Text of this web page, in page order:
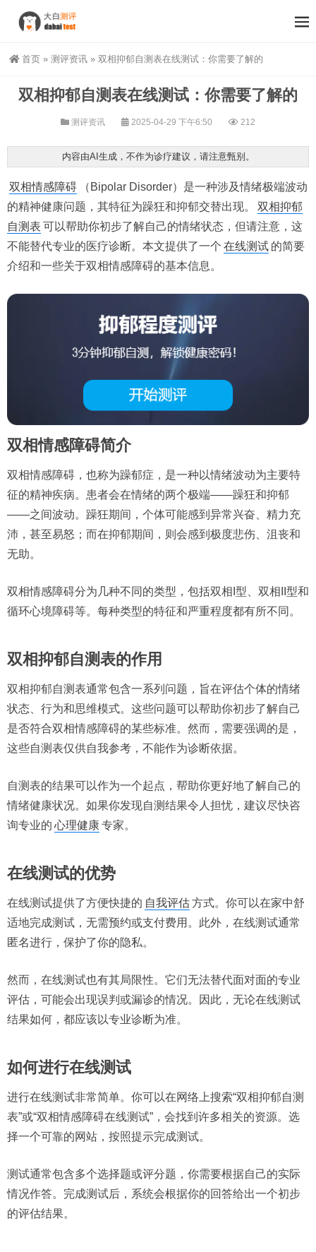
首页 » 测评资讯 » 双相抑郁自测表在线测试：你需要了解的
双相抑郁自测表在线测试：你需要了解的
测评资讯 2025-04-29 下午6:50 212
内容由AI生成，不作为诊疗建议，请注意甄别。
双相情感障碍
（Bipolar Disorder）是一种涉及情绪极端波动
的精神健康问题，其特征为躁狂和抑郁交替出现。
双相抑郁
自测表 可以帮助你初步了解自己的情绪状态，但请注意，这
不能替代专业的医疗诊断。本文提供了一个 在线测试 的简要
介绍和一些关于双相情感障碍的基本信息。
双相情感障碍简介
双相情感障碍，也称为躁郁症，是一种以情绪波动为主要特
征的精神疾病。患者会在情绪的两个极端——躁狂和抑郁
——之间波动。躁狂期间，个体可能感到异常兴奋、精力充
沛，甚至易怒；而在抑郁期间，则会感到极度悲伤、沮丧和
无助。
双相情感障碍分为几种不同的类型，包括双相I型、双相II型和
循环心境障碍等。每种类型的特征和严重程度都有所不同。
双相抑郁自测表的作用
双相抑郁自测表通常包含一系列问题，旨在评估个体的情绪
状态、行为和思维模式。这些问题可以帮助你初步了解自己
是否符合双相情感障碍的某些标准。然而，需要强调的是，
这些自测表仅供自我参考，不能作为诊断依据。
自测表的结果可以作为一个起点，帮助你更好地了解自己的
情绪健康状况。如果你发现自测结果令人担忧，建议尽快咨
询专业的 心理健康专家。
在线测试的优势
在线测试提供了方便快捷的 自我评估方式。你可以在家中舒
适地完成测试，无需预约或支付费用。此外，在线测试通常
匿名进行，保护了你的隐私。
然而，在线测试也有其局限性。它们无法替代面对面的专业
评估，可能会出现误判或漏诊的情况。因此，无论在线测试
结果如何，都应该以专业诊断为准。
如何进行在线测试
进行在线测试非常简单。你可以在网络上搜索“双相抑郁自测
表”或“双相情感障碍在线测试”，会找到许多相关的资源。选
择一个可靠的网站，按照提示完成测试。
测试通常包含多个选择题或评分题，你需要根据自己的实际
情况作答。完成测试后，系统会根据你的回答给出一个初步
的评估结果。